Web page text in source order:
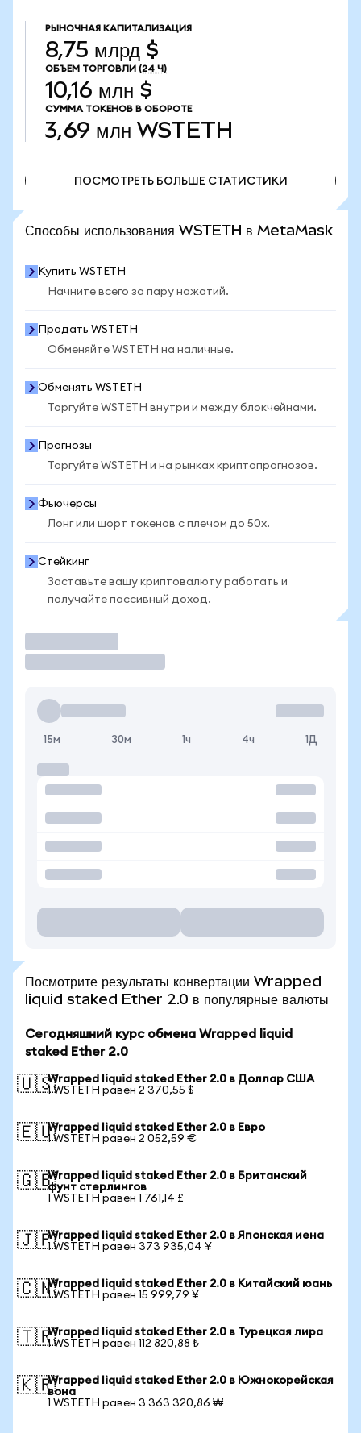
РЫНОЧНАЯ КАПИТАЛИЗАЦИЯ
8,75 млрд $
ОБЪЕМ ТОРГОВЛИ (24 Ч)
10,16 млн $
СУММА ТОКЕНОВ В ОБОРОТЕ
3,69 млн WSTETH
ПОСМОТРЕТЬ БОЛЬШЕ СТАТИСТИКИ
Способы использования WSTETH в MetaMask
Купить WSTETH
Начните всего за пару нажатий.
Продать WSTETH
Обменяйте WSTETH на наличные.
Обменять WSTETH
Торгуйте WSTETH внутри и между блокчейнами.
Прогнозы
Торгуйте WSTETH и на рынках криптопрогнозов.
Фьючерсы
Лонг или шорт токенов с плечом до 50x.
Стейкинг
Заставьте вашу криптовалюту работать и
получайте пассивный доход.
15м 30м 1ч 4ч 1Д
Посмотрите результаты конвертации Wrapped
liquid staked Ether 2.0 в популярные валюты
Сегодняшний курс обмена Wrapped liquid
staked Ether 2.0
🇺🇸Wrapped liquid staked Ether 2.0 в Доллар США
1 WSTETH равен 2 370,55 $
🇪🇺Wrapped liquid staked Ether 2.0 в Евро
1 WSTETH равен 2 052,59 €
🇬🇧Wrapped liquid staked Ether 2.0 в Британский
фунт стерлингов
1 WSTETH равен 1 761,14 £
🇯🇵Wrapped liquid staked Ether 2.0 в Японская иена
1 WSTETH равен 373 935,04 ¥
🇨🇳Wrapped liquid staked Ether 2.0 в Китайский юань
1 WSTETH равен 15 999,79 ¥
🇹🇷Wrapped liquid staked Ether 2.0 в Турецкая лира
1 WSTETH равен 112 820,88 ₺
🇰🇷Wrapped liquid staked Ether 2.0 в Южнокорейская
вона
1 WSTETH равен 3 363 320,86 ₩